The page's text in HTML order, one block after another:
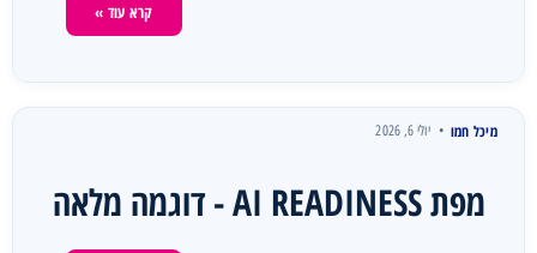
קרא עוד »
מפת AI READINESS - דוגמה מלאה
מיכל חמו יולי 6, 2026